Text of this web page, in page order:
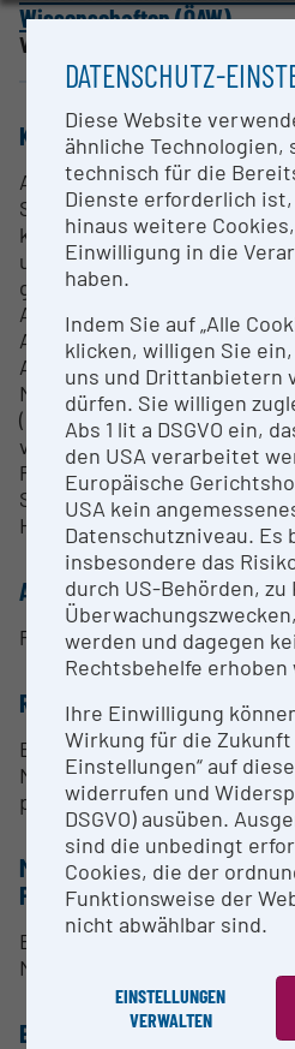
Wissenschaften (ÖAW)
Wien |
KURZBESCHREIBUNG
Akustisch reflexionsarme
Schallkammer. Mit der Größe
kann die Kammer für
und Aufnahmen in
genutzt werden. Die
Audio/Video-Überwachung,
Audiokanälen für
Aufnahme. Standardmäßig
Messung der head-related
(HRTFs) aufgebaut. Weitere
virtueller Umgebungen
Schallquellenlokalisation
Holographie sind ebenfalls
ANSPRECHPERSON
Piotr Majdak
RESEARCH SERVICES
Entwicklung sowie
Messungen (wie HRTF
psychoakustischer
METHODEN & EXPERTISE ZUR
FORSCHUNGSINFRASTRUKTUR
Entwicklung sowie
Messungen und
EQUIPMENT
DATENSCHUTZ-
Diese Website
ähnliche Technologien,
technisch für die
Dienste erforderlich
hinaus weitere
Einwilligung in die
haben.
Indem Sie auf „Alle
klicken, willigen Sie
uns und Drittanbietern
dürfen. Sie willigen
Abs 1 lit a DSGVO ein,
den USA verarbeitet
Europäische
USA kein
Datenschutzniveau. Es
insbesondere das
durch US-Behörden,
werden und dagegen
Rechtsbehelfe erhoben
Ihre Einwilligung
Wirkung für die Zukunft
Einstellungen“ auf
widerrufen und
DSGVO) ausüben.
sind die unbedingt
Cookies, die der
Funktionsweise der
nicht abwählbar sind.
EINSTELLUNGEN
VERWALTEN